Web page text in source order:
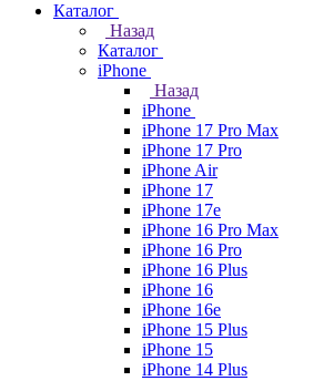
Каталог
Назад
Каталог
iPhone
Назад
iPhone
iPhone 17 Pro Max
iPhone 17 Pro
iPhone Air
iPhone 17
iPhone 17e
iPhone 16 Pro Max
iPhone 16 Pro
iPhone 16 Plus
iPhone 16
iPhone 16e
iPhone 15 Plus
iPhone 15
iPhone 14 Plus